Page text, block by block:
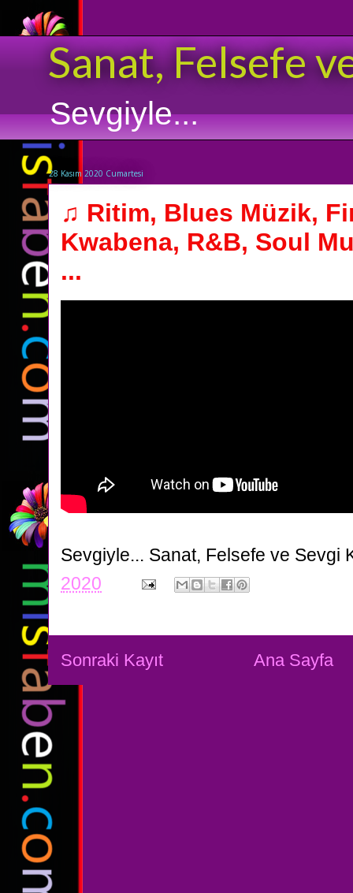
Sanat, Felsefe
Sevgiyle...
28 Kasım 2020 Cumartesi
♫ Ritim, Blues Müzik,
Kwabena, R&B, Soul
...
Sevgiyle... Sanat, Felsefe ve Sevgi
2020
Sonraki Kayıt Ana Sayfa